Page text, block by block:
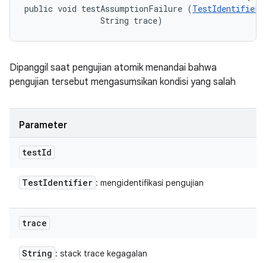
public void testAssumptionFailure (TestIdentifier
                String trace)
Dipanggil saat pengujian atomik menandai bahwa
pengujian tersebut mengasumsikan kondisi yang salah
Parameter
testId
TestIdentifier : mengidentifikasi pengujian
trace
String : stack trace kegagalan